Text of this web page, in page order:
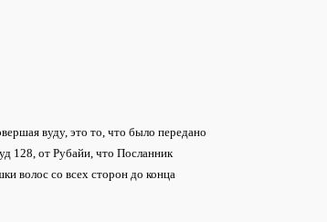
вуду, это то, что было передано
128, от Рубайи, что Посланник
волос со всех сторон до конца